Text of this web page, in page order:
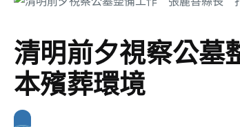
清明前夕視察公
本殯葬環境